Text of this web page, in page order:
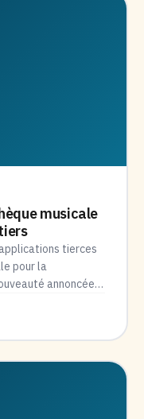
musicale
tierces
pour la
annoncée…